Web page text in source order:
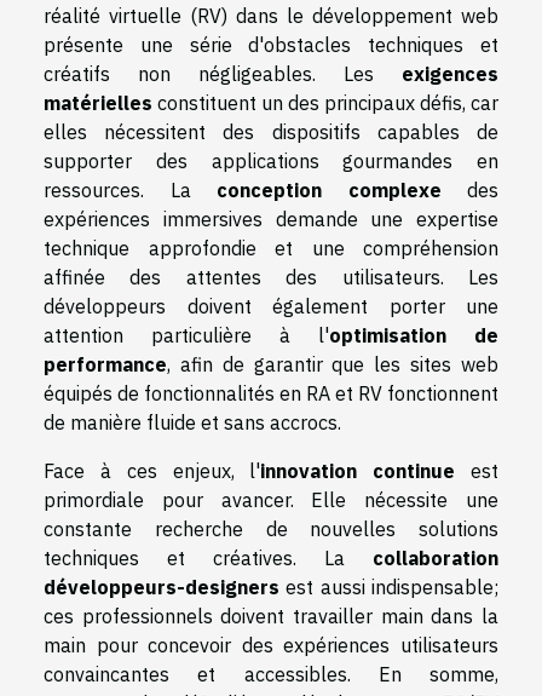
réalité virtuelle (RV) dans le développement web
présente une série d'obstacles techniques et
créatifs non négligeables. Les exigences
matérielles constituent un des principaux défis, car
elles nécessitent des dispositifs capables de
supporter des applications gourmandes en
ressources. La conception complexe des
expériences immersives demande une expertise
technique approfondie et une compréhension
affinée des attentes des utilisateurs. Les
développeurs doivent également porter une
attention particulière à l'optimisation de
performance, afin de garantir que les sites web
équipés de fonctionnalités en RA et RV fonctionnent
de manière fluide et sans accrocs.
Face à ces enjeux, l'innovation continue est
primordiale pour avancer. Elle nécessite une
constante recherche de nouvelles solutions
techniques et créatives. La collaboration
développeurs-designers est aussi indispensable;
ces professionnels doivent travailler main dans la
main pour concevoir des expériences utilisateurs
convaincantes et accessibles. En somme,